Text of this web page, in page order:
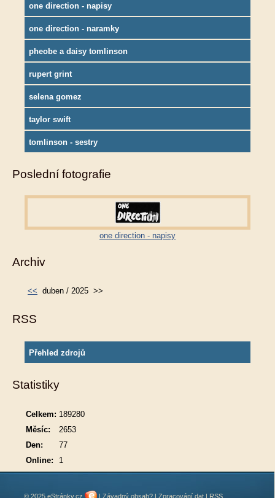
one direction - napisy
one direction - naramky
pheobe a daisy tomlinson
rupert grint
selena gomez
taylor swift
tomlinson - sestry
Poslední fotografie
one direction - napisy
Archiv
<< duben / 2025 >>
RSS
Přehled zdrojů
Statistiky
Online: 1
Celkem: 189280
Měsíc:
2653
Den:
77
© 2025 eStránky.cz | Závadný obsah? | Zpracování dat | RSS